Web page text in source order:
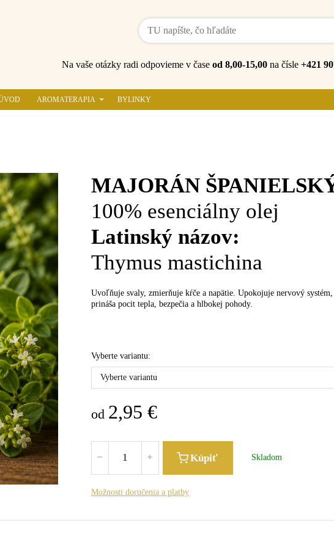
Na vaše otázky radi odpovieme v časeod 8,00-15,00 na čísle+421
AROMATERAPIA BYLINKY
MAJORÁN
100% esenciálny olej
Latinský názov:
Thymus mastichina
Uvoľňuje svaly, zmierňuje kŕče a napätie. Upokojuje nervový systém,
prináša pocit tepla, bezpečia a hlbokej pohody.
Vyberte variantu:
Vyberte variantu
od 2,95 €
Kúpiť Skladom
Možnosti doručenia a platby